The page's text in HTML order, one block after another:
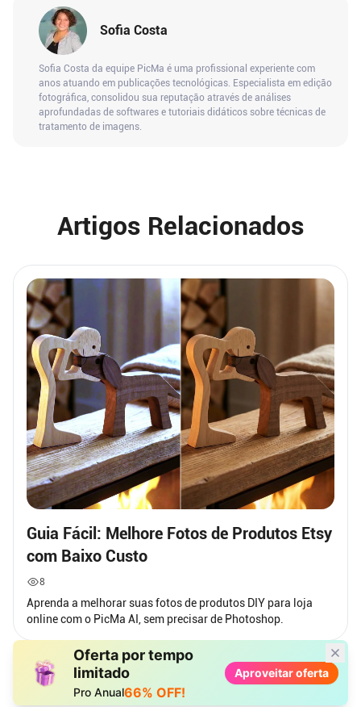
Baixo Custo
Sofia Costa
Sofia Costa da equipe PicMa é uma profissional experiente com
anos atuando em publicações tecnológicas. Especialista em edição
fotográfica, consolidou sua reputação através de análises
aprofundadas de softwares e tutoriais didáticos sobre técnicas de
tratamento de imagens.
Artigos Relacionados
Guia Fácil: Melhore Fotos de Produtos Etsy
com Baixo Custo
8
Aprenda a melhorar suas fotos de produtos DIY para loja
online com o PicMa AI, sem precisar de Photoshop.
Oferta por tempo
limitado
Pro Anual66% OFF!
Aproveitar oferta